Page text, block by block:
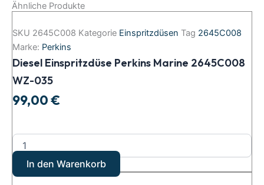
Ähnliche Produkte
SKU 2645C008 Kategorie Einspritzdüsen Tag 2645C008
Marke: Perkins
Diesel Einspritzdüse Perkins Marine 2645C008
WZ-035
99,00€
In den Warenkorb